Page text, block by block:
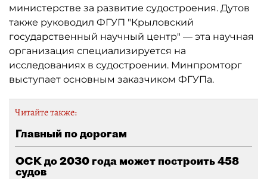
министерстве за развитие судостроения. Дутов
также руководил ФГУП "Крыловский
государственный научный центр" — эта научная
организация специализируется на
исследованиях в судостроении. Минпромторг
выступает основным заказчиком ФГУПа.
Читайте также:
Главный по дорогам
ОСК до 2030 года может построить 458
судов